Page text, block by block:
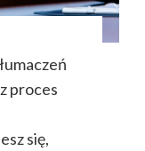
proces
się,